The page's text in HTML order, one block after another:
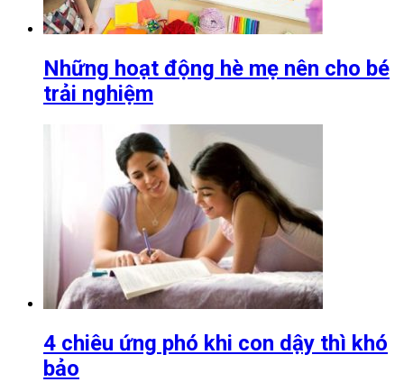
Những hoạt động hè mẹ nên cho bé
trải nghiệm
4 chiêu ứng phó khi con dậy thì khó
bảo